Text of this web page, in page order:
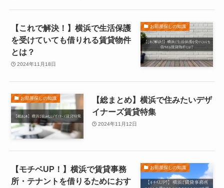
お部屋探しの知識
【これで解決！】横浜で生活保護
を受けていても借りれる賃貸物件
とは？
2024年11月18日
お部屋探しの知識
【総まとめ】横浜で住みたいデザ
イナーズ賃貸特集
2024年11月12日
お部屋探しの知識
【モチベUP！】横浜で賃貸事務
所・テナントを借りるためにおす